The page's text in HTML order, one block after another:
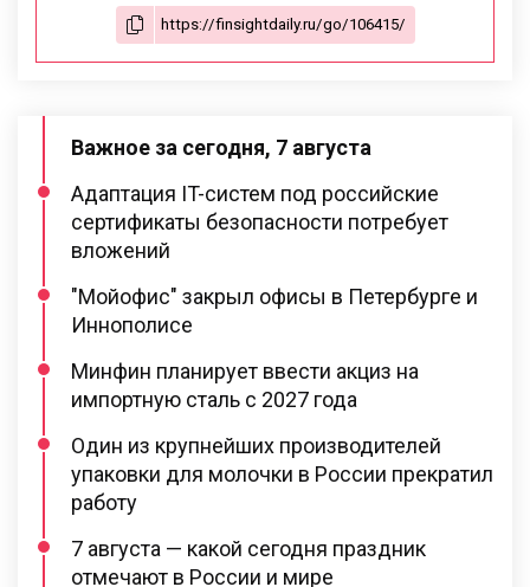
Важное за сегодня, 7 августа
Адаптация IT-систем под российские
сертификаты безопасности потребует
вложений
"Мойофис" закрыл офисы в Петербурге и
Иннополисе
Минфин планирует ввести акциз на
импортную сталь с 2027 года
Один из крупнейших производителей
упаковки для молочки в России прекратил
работу
7 августа — какой сегодня праздник
отмечают в России и мире